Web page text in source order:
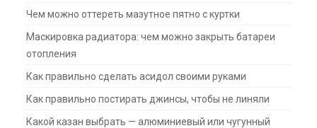
Чем можно оттереть мазутное пятно с куртки
Маскировка радиатора: чем можно закрыть батареи
отопления
Как правильно сделать асидол своими руками
Как правильно постирать джинсы, чтобы не линяли
Какой казан выбрать — алюминиевый или чугунный